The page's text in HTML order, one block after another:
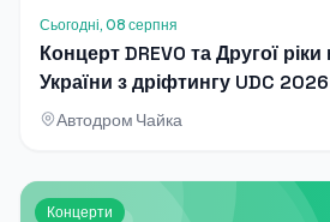
Сьогодні, 08 серпня
Концерт DREVO та Другої
України з дріфтингу UDC 2026
Автодром Чайка
Концерти